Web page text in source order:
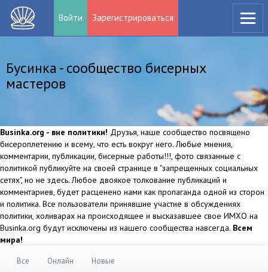
Войти Зарегистрироваться
Бусинка - сообщество бисерных
мастеров
Businka.org - вне политики! Друзья, наше сообщество посвящено
бисероплетению и всему, что есть вокруг него. Любые мнения,
комментарии, публикации, бисерные работы!!!, фото связанные с
политикой публикуйте на своей странице в "запрещенных социальных
сетях", но не здесь. Любое двоякое толкование публикаций и
комментариев, будет расценено нами как пропаганда одной из сторон
и политика. Все пользователи принявшие участие в обсуждениях
политики, холиварах на происходящее и высказавшее свое ИМХО на
Businka.org будут исключены из нашего сообщества навсегда. Всем
мира!
Все Онлайн Новые